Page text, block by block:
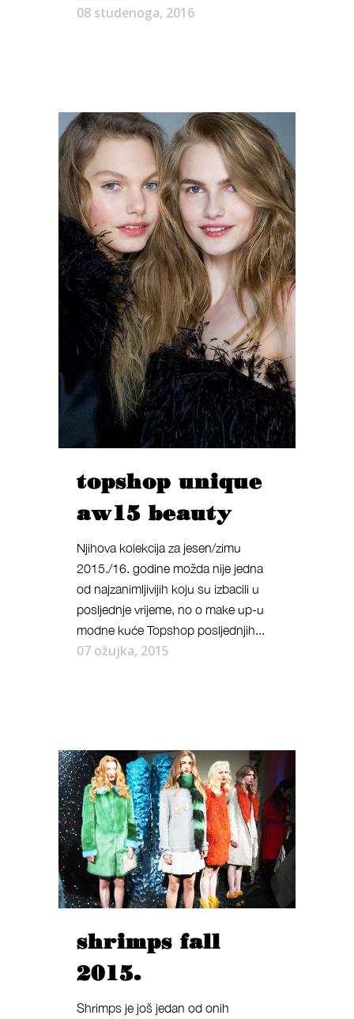
08 studenoga, 2016
topshop unique
aw15 beauty
Njihova kolekcija za jesen/zimu
2015./16. godine možda nije jedna
od najzanimljivijih koju su izbacili u
posljednje vrijeme, no o make up-u
modne kuće Topshop posljednjih...
07 ožujka, 2015
shrimps fall
2015.
Shrimps je još jedan od onih